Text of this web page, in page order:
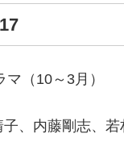
（10～3月）
、内藤剛志、